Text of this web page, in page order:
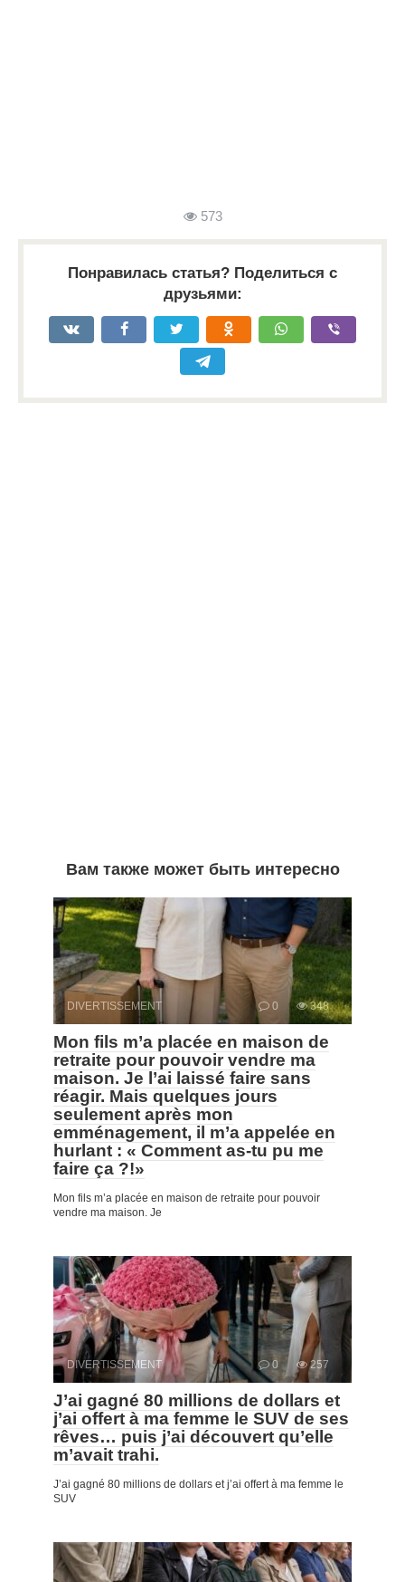
573
Понравилась статья? Поделиться с
друзьями:
Вам также может быть интересно
DIVERTISSEMENT 0 348
Mon fils m’a placée en maison de
retraite pour pouvoir vendre ma
maison. Je l’ai laissé faire sans
réagir. Mais quelques jours
seulement après mon
emménagement, il m’a appelée en
hurlant : « Comment as-tu pu me
faire ça ?!»
Mon fils m’a placée en maison de retraite pour pouvoir
vendre ma maison. Je
DIVERTISSEMENT 0 257
J’ai gagné 80 millions de dollars et
j’ai offert à ma femme le SUV de ses
rêves… puis j’ai découvert qu’elle
m’avait trahi.
J’ai gagné 80 millions de dollars et j’ai offert à ma femme le
SUV